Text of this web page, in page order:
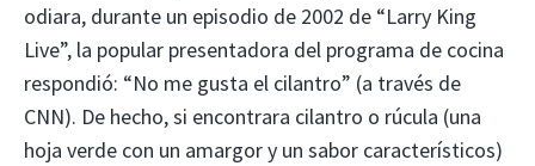
odiara, durante un episodio de 2002 de “Larry King
Live”, la popular presentadora del programa de cocina
respondió: “No me gusta el cilantro” (a través de
CNN). De hecho, si encontrara cilantro o rúcula (una
hoja verde con un amargor y un sabor característicos)